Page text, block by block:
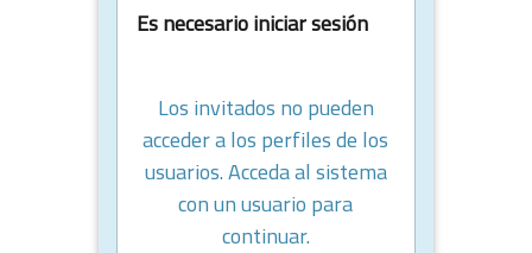
Es necesario iniciar sesión
Los invitados no pueden
acceder a los perfiles de los
usuarios. Acceda al sistema
con un usuario para
continuar.